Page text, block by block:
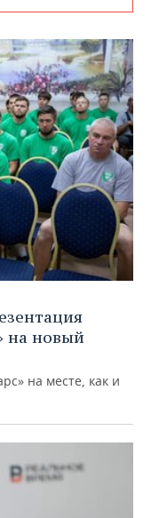
на новый
на месте, как и